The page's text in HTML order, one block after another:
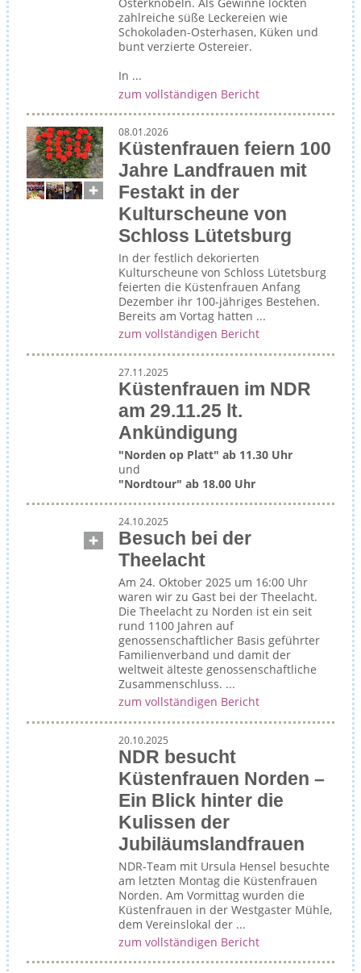
zahlreiche süße Leckereien wie
Schokoladen-Osterhasen, Küken und
bunt verzierte Ostereier.
In ...
zum vollständigen Bericht
08.01.2026
Küstenfrauen feiern 100
Jahre Landfrauen mit
Festakt in der
Kulturscheune von
Schloss Lütetsburg
In der festlich dekorierten
Kulturscheune von Schloss Lütetsburg
feierten die Küstenfrauen Anfang
Dezember ihr 100-jähriges Bestehen.
Bereits am Vortag hatten ...
zum vollständigen Bericht
27.11.2025
Küstenfrauen im NDR
am 29.11.25 lt.
Ankündigung
"Norden op Platt" ab 11.30 Uhr
und
"Nordtour" ab 18.00 Uhr
24.10.2025
Besuch bei der
Theelacht
Am 24. Oktober 2025 um 16:00 Uhr
waren wir zu Gast bei der Theelacht.
Die Theelacht zu Norden ist ein seit
rund 1100 Jahren auf
genossenschaftlicher Basis geführter
Familienverband und damit der
weltweit älteste genossenschaftliche
Zusammenschluss. ...
zum vollständigen Bericht
20.10.2025
NDR besucht
Küstenfrauen Norden –
Ein Blick hinter die
Kulissen der
Jubiläumslandfrauen
NDR-Team mit Ursula Hensel besuchte
am letzten Montag die Küstenfrauen
Norden. Am Vormittag wurden die
Küstenfrauen in der Westgaster Mühle,
dem Vereinslokal der ...
zum vollständigen Bericht